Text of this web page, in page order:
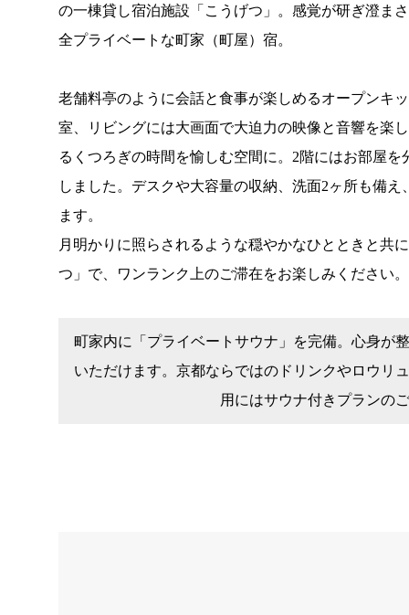
の一棟貸し宿泊施設「こうげつ」。感覚が研ぎ澄ま
全プライベートな町家（町屋）宿。
老舗料亭のように会話と食事が楽しめるオープンキ
室、リビングには大画面で大迫力の映像と音響を楽
るくつろぎの時間を愉しむ空間に。2階にはお部屋
しました。デスクや大容量の収納、洗面2ヶ所も備
ます。
月明かりに照らされるような穏やかなひとときと共
つ」で、ワンランク上のご滞在をお楽しみください。
町家内に「プライベートサウナ」を完備。心身が
いただけます。京都ならではのドリンクやロウリ
用にはサウナ付きプランの